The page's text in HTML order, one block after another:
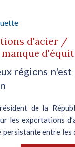
d'acier /
régions n'est
de la
les exportations
persistante entre les